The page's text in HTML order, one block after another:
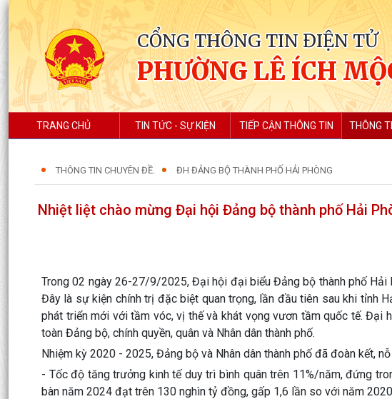
CỔNG THÔNG TIN ĐIỆN TỬ
PHƯỜNG LÊ ÍCH
TRANG CHỦ TIN TỨC - SỰ KIỆN TIẾP CẬN THÔNG TIN THÔNG
THÔNG TIN CHUYÊN ĐỀ. ĐH ĐẢNG BỘ THÀNH PHỐ HẢI PHÒNG
Nhiệt liệt chào mừng Đại hội Đảng bộ thành phố Hải
Trong 02 ngày 26-27/9/2025, Đại hội đại biểu Đảng bộ thành phố
Đây là sự kiện chính trị đặc biệt quan trọng, lần đầu tiên sau khi tỉnh
phát triển mới với tầm vóc, vị thế và khát vọng vươn tầm quốc tế. Đại
toàn Đảng bộ, chính quyền, quân và Nhân dân thành phố.
Nhiệm kỳ 2020 - 2025, Đảng bộ và Nhân dân thành phố đã đoàn kết,
- Tốc độ tăng trưởng kinh tế duy trì bình quân trên 11%/năm, đứng
bàn năm 2024 đạt trên 130 nghìn tỷ đồng, gấp 1,6 lần so với năm